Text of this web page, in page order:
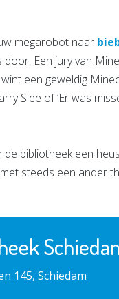
megarobot naar
Een jury van
een geweldig
Slee of ‘Er was
bibliotheek een
steeds een ander
145, Schiedam